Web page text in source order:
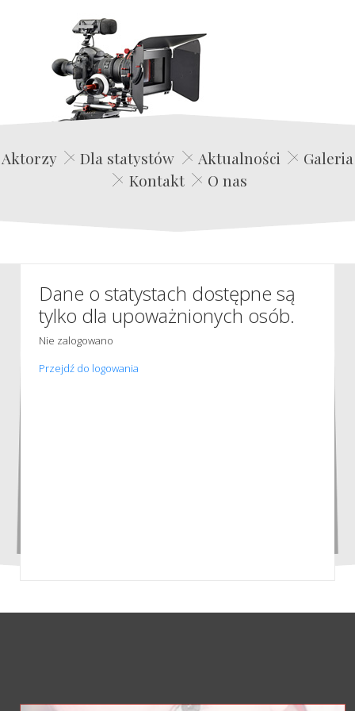
Edwin Film Agencja Aktorska
Aktorzy Dla statystów Aktualności
Galeria
Kontakt
O nas
Dane o statystach dostępne są
tylko dla upoważnionych osób.
Nie zalogowano
Przejdź do logowania